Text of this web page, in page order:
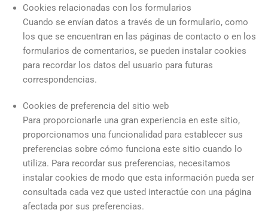
Cookies relacionadas con los formularios
Cuando se envían datos a través de un formulario, como
los que se encuentran en las páginas de contacto o en los
formularios de comentarios, se pueden instalar cookies
para recordar los datos del usuario para futuras
correspondencias.
Cookies de preferencia del sitio web
Para proporcionarle una gran experiencia en este sitio,
proporcionamos una funcionalidad para establecer sus
preferencias sobre cómo funciona este sitio cuando lo
utiliza. Para recordar sus preferencias, necesitamos
instalar cookies de modo que esta información pueda ser
consultada cada vez que usted interactúe con una página
afectada por sus preferencias.